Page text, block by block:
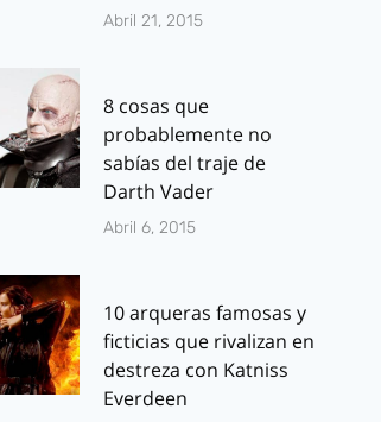
Abril 21, 2015
8 cosas que
probablemente no
sabías del traje de
Darth Vader
Abril 6, 2015
10 arqueras famosas y
ficticias que rivalizan en
destreza con Katniss
Everdeen